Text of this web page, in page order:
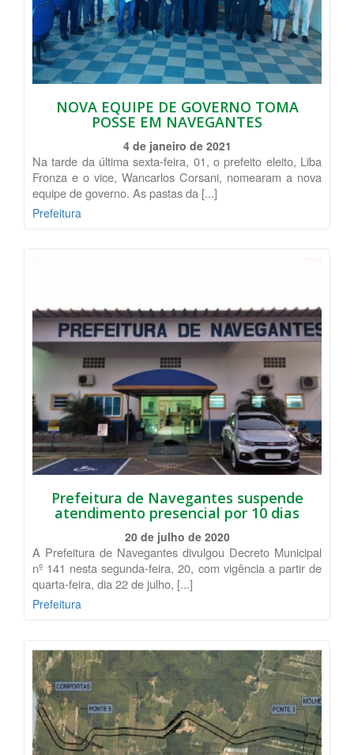
NOVA EQUIPE DE GOVERNO TOMA
POSSE EM NAVEGANTES
4 de janeiro de 2021
Na tarde da última sexta-feira, 01, o prefeito eleito, Liba
Fronza e o vice, Wancarlos Corsani, nomearam a nova
equipe de governo. As pastas da [...]
Prefeitura
Prefeitura de Navegantes suspende
atendimento presencial por 10 dias
20 de julho de 2020
A Prefeitura de Navegantes divulgou Decreto Municipal
nº 141 nesta segunda-feira, 20, com vigência a partir de
quarta-feira, dia 22 de julho, [...]
Prefeitura